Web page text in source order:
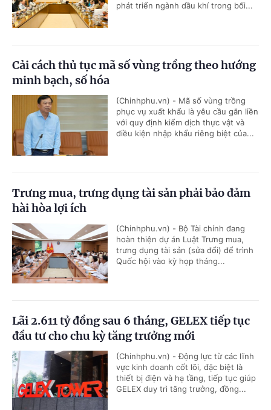
phát triển ngành dầu khí trong bối...
Cải cách thủ tục mã số vùng trồng theo hướng
minh bạch, số hóa
(Chinhphu.vn) - Mã số vùng trồng
phục vụ xuất khẩu là yêu cầu gắn liền
với quy định kiểm dịch thực vật và
điều kiện nhập khẩu riêng biệt của...
Trưng mua, trưng dụng tài sản phải bảo đảm
hài hòa lợi ích
(Chinhphu.vn) - Bộ Tài chính đang
hoàn thiện dự án Luật Trưng mua,
trưng dụng tài sản (sửa đổi) để trình
Quốc hội vào kỳ họp tháng...
Lãi 2.611 tỷ đồng sau 6 tháng, GELEX tiếp tục
đầu tư cho chu kỳ tăng trưởng mới
(Chinhphu.vn) - Động lực từ các lĩnh
vực kinh doanh cốt lõi, đặc biệt là
thiết bị điện và hạ tầng, tiếp tục giúp
GELEX duy trì tăng trưởng, đồng...